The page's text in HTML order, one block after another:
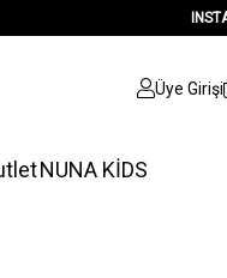
Üye Girişi
NUNA KİDS